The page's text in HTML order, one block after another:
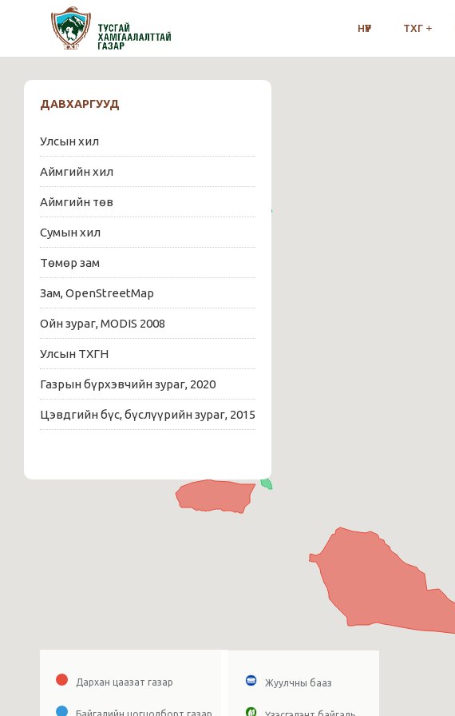
НҮҮР ТХГ
ДАВХАРГУУД
Улсын хил
Аймгийн хил
Аймгийн төв
Сумын хил
Төмөр зам
Зам, OpenStreetMap
Ойн зураг, MODIS 2008
Улсын ТХГН
Газрын бүрхэвчийн зураг, 2020
Цэвдгийн бүс, бүслүүрийн зураг, 2015
Дархан цаазат газар Жуулчны бааз